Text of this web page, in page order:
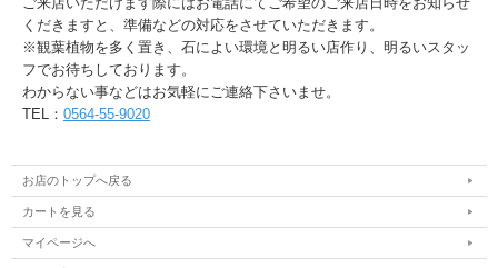
くだきますと、準備などの対応をさせていただきます。
※観葉植物を多く置き、石によい環境と明るい店作り、明るいスタッ
フでお待ちしております。
わからない事などはお気軽にご連絡下さいませ。
TEL： 0564-55-9020
お店のトップへ戻る
カートを見る
マイページへ